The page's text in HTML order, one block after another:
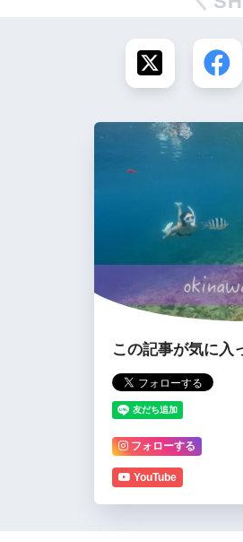
この記事が気に入
フォローする
YouTube